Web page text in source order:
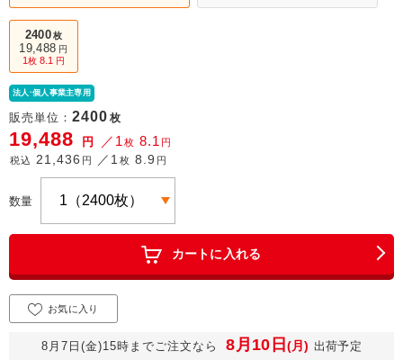
2400枚
19,488 円
1枚 8.1 円
法人·個人事業主専用
販売単位： 2400 枚
19,488 円 ／1 枚 8.1 円
税込
21,436 円 ／1 枚 8.9 円
数量
カートに入れる
8月7日(金)15時までご注文なら 8月10日 (月) 出荷予定
お気に入り